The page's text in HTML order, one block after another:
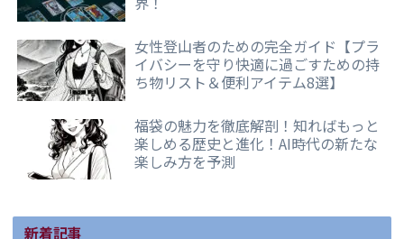
女性登山者のための完全ガイド【プラ
イバシーを守り快適に過ごすための持
ち物リスト＆便利アイテム8選】
福袋の魅力を徹底解剖！知ればもっと
楽しめる歴史と進化！AI時代の新たな
楽しみ方を予測
新着記事